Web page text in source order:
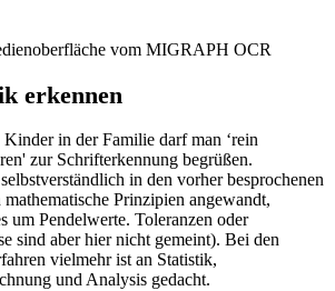
vom MIGRAPH OCR
erkennen
in der Familie darf man ‘rein
zur Schrifterkennung begrüßen.
in den vorher besprochenen
Prinzipien angewandt,
um Pendelwerte. Toleranzen oder
sind aber hier nicht gemeint). Bei den
vielmehr ist an Statistik,
und Analysis gedacht.